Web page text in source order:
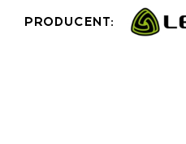
PRODUCENT: